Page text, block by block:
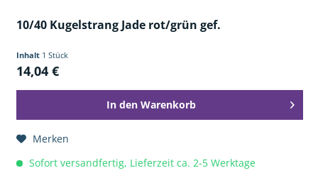
10/40 Kugelstrang Jade rot/grün gef.
Inhalt 1 Stück
14,04 €
In den Warenkorb
Merken
Sofort versandfertig, Lieferzeit ca. 2-5 Werktage